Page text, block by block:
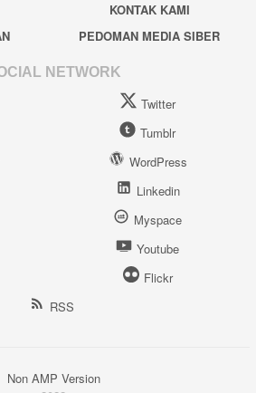
KONTAK KAMI
PEDOMAN MEDIA SIBER
NETWORK
Twitter
Tumblr
WordPress
Linkedin
Myspace
Youtube
Flickr
RSS
Non AMP Version